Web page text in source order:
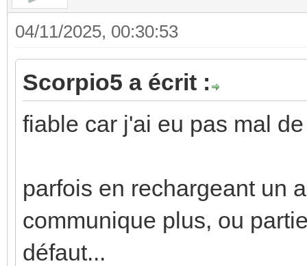
04/11/2025, 00:30:53
Scorpio5 a écrit :
fiable car j'ai eu pas mal
parfois en rechargeant un
communique plus, ou
défaut...